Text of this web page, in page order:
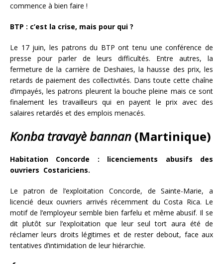
commence à bien faire !
BTP : c’est la crise, mais pour qui ?
Le 17 juin, les patrons du BTP ont tenu une conférence de
presse pour parler de leurs difficultés. Entre autres, la
fermeture de la carrière de Deshaies, la hausse des prix, les
retards de paiement des collectivités. Dans toute cette chaîne
d’impayés, les patrons pleurent la bouche pleine mais ce sont
finalement les travailleurs qui en payent le prix avec des
salaires retardés et des emplois menacés.
Konba travayè bannan (Martinique)
Habitation Concorde : licenciements abusifs des
ouvriers Costariciens.
Le patron de l’exploitation Concorde, de Sainte-Marie, a
licencié deux ouvriers arrivés récemment du Costa Rica. Le
motif de l’employeur semble bien farfelu et même abusif. Il se
dit plutôt sur l’exploitation que leur seul tort aura été de
réclamer leurs droits légitimes et de rester debout, face aux
tentatives d’intimidation de leur hiérarchie.